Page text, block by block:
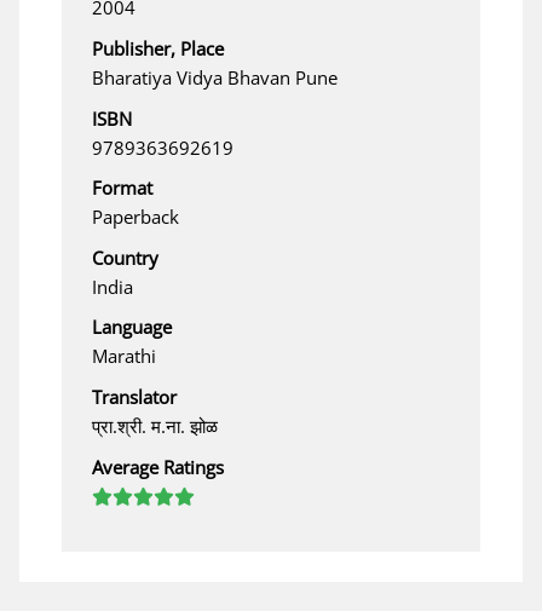
2004
Publisher, Place
Bharatiya Vidya Bhavan Pune
ISBN
9789363692619
Format
Paperback
Country
India
Language
Marathi
Translator
प्रा.श्री. म.ना. झोळ
Average Ratings